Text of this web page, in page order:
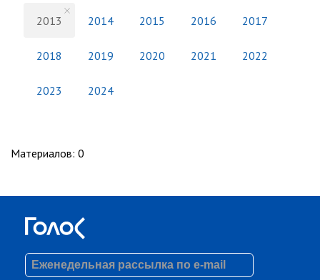
2013 2014 2015 2016 2017
2018 2019 2020 2021 2022
2023 2024
Материалов: 0